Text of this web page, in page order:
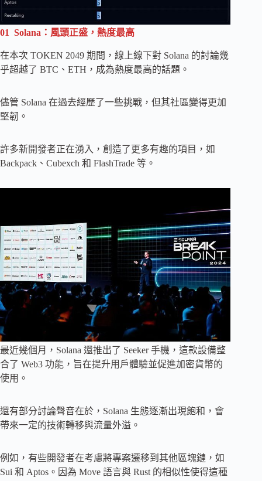
01 Solana：風頭正盛，熱度最高
在本次 TOKEN 2049 期間，線上線下對 Solana 的討論幾
乎超越了 BTC、ETH，成為熱度最高的話​​題。
儘管 Solana 在過去經歷了一些挑戰，但其社區變得更加
堅韌。
許多新開發者正在湧入，創造了更多有趣的項目，如
Backpack、Cubexch 和 FlashTrade 等。
最近幾個月，Solana 還推出了 Seeker 手機，這款設備整
合了 Web3 功能，旨在提升用戶體驗並促進加密貨幣的
使用。
還有部分討論聲音在於，Solana 生態逐漸出現飽和，會
帶來一定的技術轉移與流量外溢。
例如，有些開發者在考慮將專案遷移到其他區塊鏈，如
Sui 和 Aptos。因為 Move 語言與 Rust 的相似性使得這種